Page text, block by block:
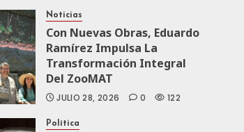
Noticias
Con Nuevas Obras, Eduardo
Ramírez Impulsa La
Transformación Integral
Del ZooMAT
JULIO 28, 2026 0 122
Política